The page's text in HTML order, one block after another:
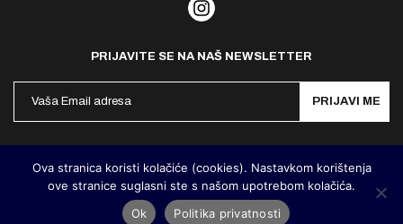
PRIJAVITE SE NA NAŠ NEWSLETTER
PRIJAVI ME
MarieClaire Hrvatska 2026. Designed and developed by Cubes
Ova stranica koristi kolačiće (cookies). Nastavkom korištenja
ove stranice suglasni ste s našom upotrebom kolačića.
Ok
Politika privatnosti